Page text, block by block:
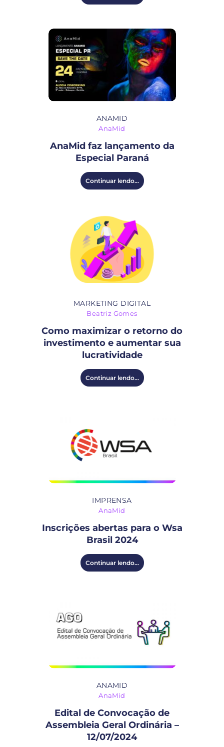
ANAMID
AnaMid
AnaMid faz lançamento da
Especial Paraná
Continuar lendo...
MARKETING DIGITAL
Beatriz Gomes
Como maximizar o retorno do
investimento e aumentar sua
lucratividade
Continuar lendo...
IMPRENSA
AnaMid
Inscrições abertas para o Wsa
Brasil 2024
Continuar lendo...
ANAMID
AnaMid
Edital de Convocação de
Assembleia Geral Ordinária –
12/07/2024